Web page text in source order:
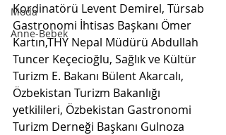
Moda
Anne-Bebek
Kordinatörü Levent Demirel, Türsab
Gastronomi İhtisas Başkanı Ömer
Kartın,THY Nepal Müdürü Abdullah
Tuncer Keçecioğlu, Sağlık ve Kültür
Turizm E. Bakanı Bülent Akarcalı,
Özbekistan Turizm Bakanlığı
yetkilileri, Özbekistan Gastronomi
Turizm Derneği Başkanı Gulnoza